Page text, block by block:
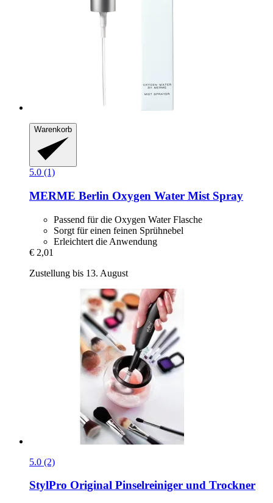
Warenkorb
5.0 (1)
MERME Berlin Oxygen Water Mist Spray
Passend für die Oxygen Water Flasche
Sorgt für einen feinen Sprühnebel
Erleichtert die Anwendung
€ 2,01
Zustellung bis 13. August
5.0 (2)
StylPro Original Pinselreiniger und Trockner